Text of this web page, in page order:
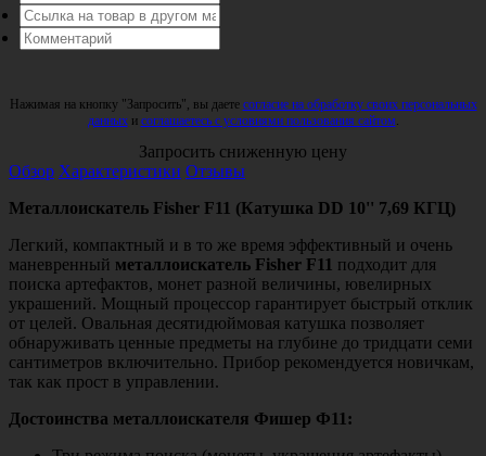
Нажимая на кнопку "Запросить", вы даете согласие на обработку своих персональных
данныхи соглашаетесь с условиями пользования сайтом.
Запросить сниженную цену
Обзор Характеристики Отзывы
Металлоискатель Fisher F11 (Катушка DD 10'' 7,69 КГЦ)
Легкий, компактный и в то же время эффективный и очень
маневренный металлоискатель Fisher F11 подходит для
поиска артефактов, монет разной величины, ювелирных
украшений. Мощный процессор гарантирует быстрый отклик
от целей. Овальная десятидюймовая катушка позволяет
обнаруживать ценные предметы на глубине до тридцати семи
сантиметров включительно. Прибор рекомендуется новичкам,
так как прост в управлении.
Достоинства металлоискателя Фишер Ф11: